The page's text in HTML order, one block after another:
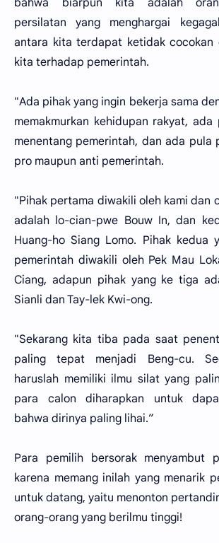
persilatan yang menghargai
antara kita terdapat ketidak cocokan
kita terhadap pemerintah.
"Ada pihak yang ingin bekerja sama
memakmurkan kehidupan rakyat,
menentang pemerintah, dan ada pula
pro maupun anti pemerintah.
"Pihak pertama diwakili oleh kami dan
adalah lo-cian-pwe Bouw In, dan
Huang-ho Siang Lomo. Pihak kedua
pemerintah diwakili oleh Pek Mau
Ciang, adapun pihak yang ke tiga
Sianli dan Tay-lek Kwi-ong.
"Sekarang kita tiba pada saat
paling tepat menjadi Beng-cu.
haruslah memiliki ilmu silat yang
para calon diharapkan untuk
bahwa dirinya paling lihai.”
Para pemilih bersorak menyambut
karena memang inilah yang menarik
untuk datang, yaitu menonton
orang-orang yang berilmu tinggi!